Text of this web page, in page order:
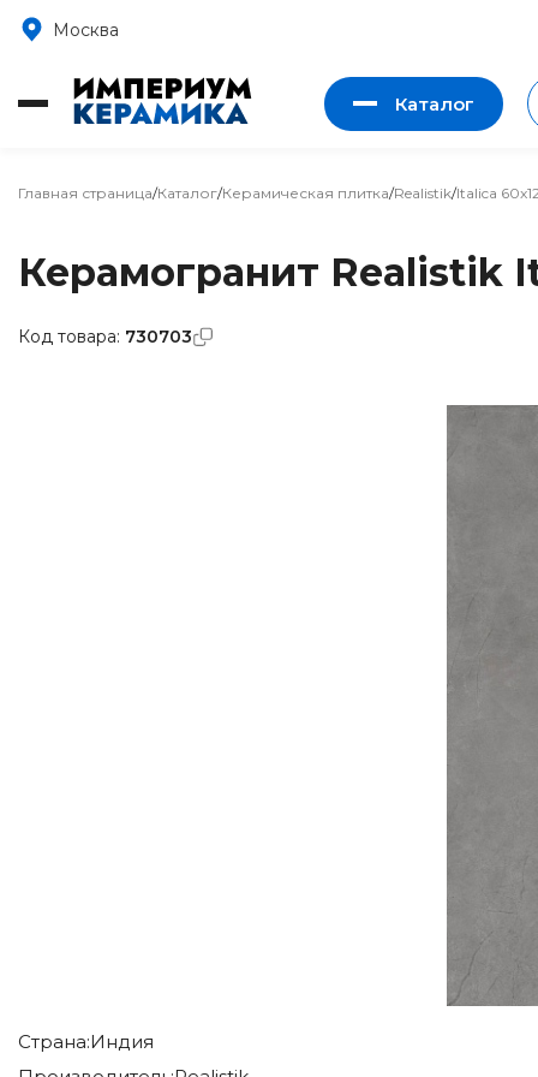
Москва
Каталог
Главная страница/Каталог/Керамическая плитка/Realistik/Italica
Керамогранит Realistik
Страна:Индия
Код товара: 730703